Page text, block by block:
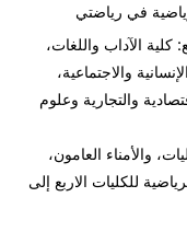
في رياضتي
الآداب واللغات،
والاجتماعية،
والتجارية وعلوم
والأمناء العامون،
للكليات الاربع إلى